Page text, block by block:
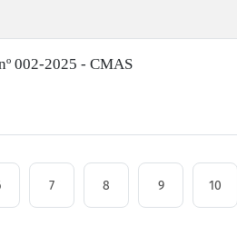
002-2025 - CMAS
7 8 9 10